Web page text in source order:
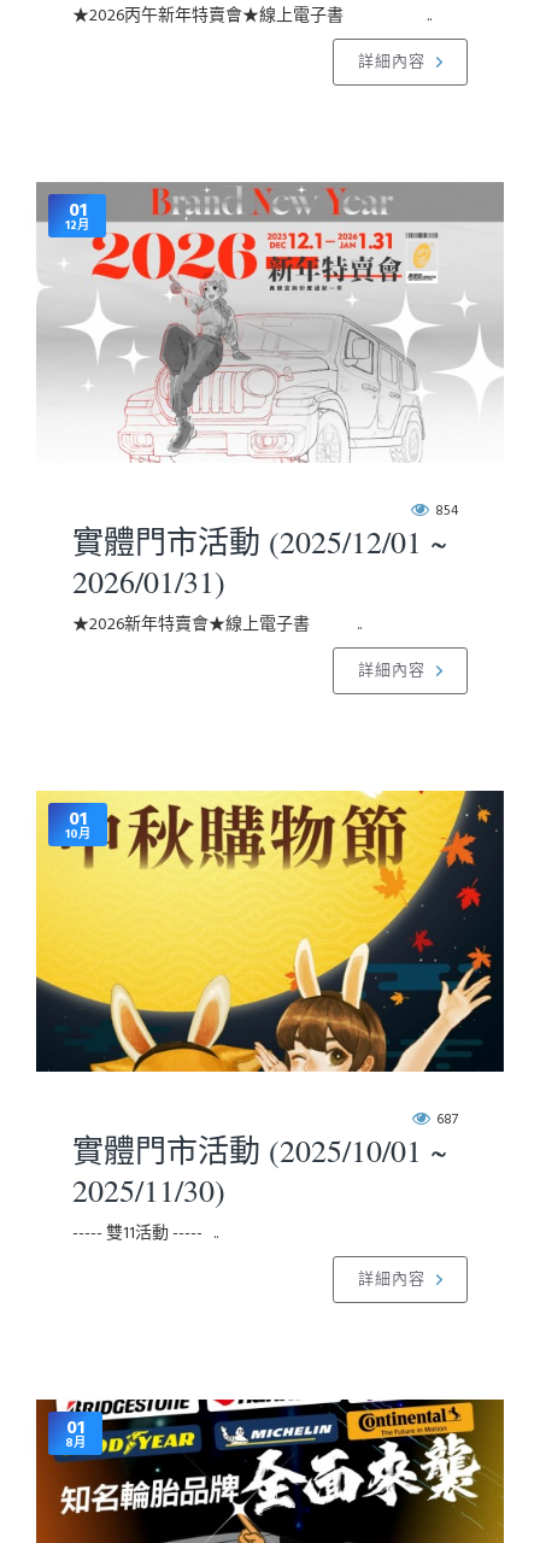
★2026丙午新年特賣會★線上電子書 ..
詳細內容
01
12月
854
實體門市活動 (2025/12/01 ~
2026/01/31)
★2026新年特賣會★線上電子書 ..
詳細內容
01
10月
687
實體門市活動 (2025/10/01 ~
2025/11/30)
----- 雙11活動 ----- ..
詳細內容
01
8月